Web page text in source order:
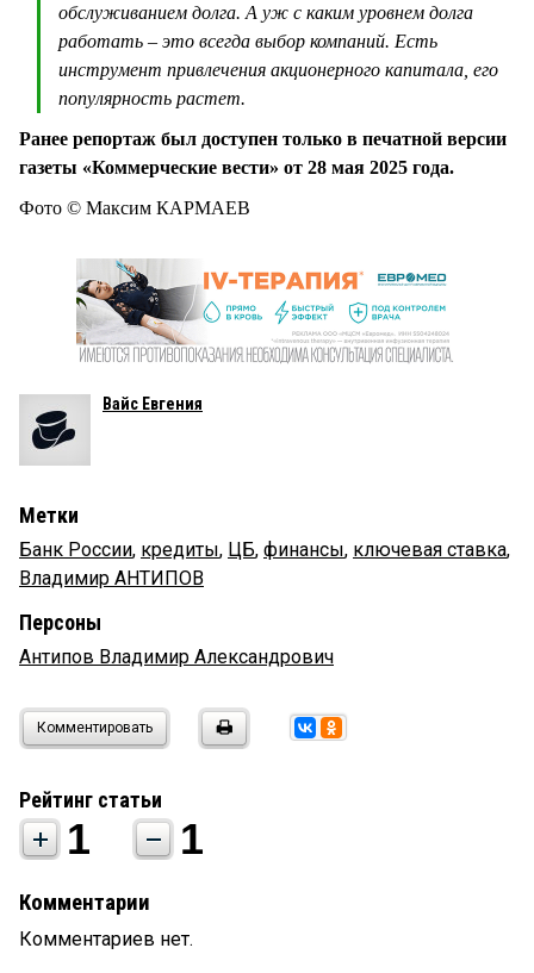
обслуживанием долга. А уж с каким уровнем долга
работать – это всегда выбор компаний. Есть
инструмент привлечения акционерного капитала, его
популярность растет.
Ранее репортаж был доступен только в печатной версии
газеты «Коммерческие вести» от 28 мая 2025 года.
Фото © Максим КАРМАЕВ
Вайс Евгения
Метки
Банк России, кредиты, ЦБ, финансы, ключевая ставка,
Владимир АНТИПОВ
Персоны
Антипов Владимир Александрович
Комментировать
Рейтинг статьи
1 1
Комментарии
Комментариев нет.